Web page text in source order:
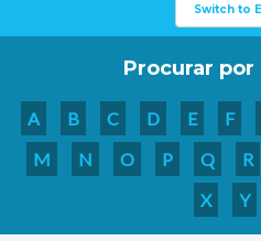
Switch to
Procurar
A B C D E F
M
N O P Q R
X
Y